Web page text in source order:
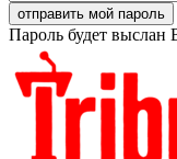
Пароль будет выслан